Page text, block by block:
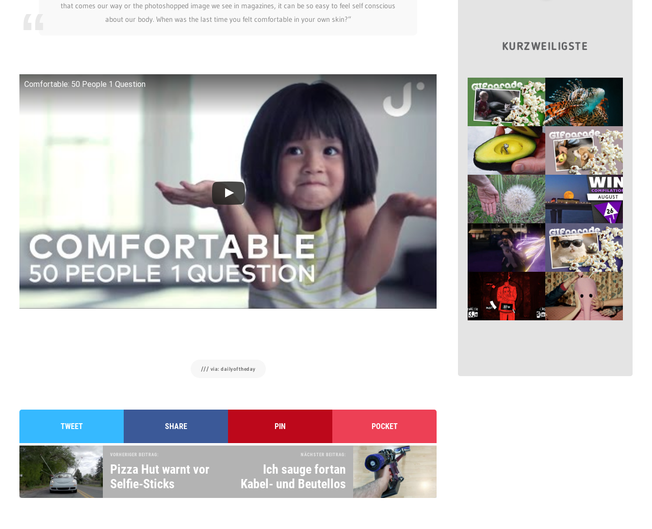
that comes our way or the photoshopped image we see in magazines, it can be so easy to feel self conscious
about our body. When was the last time you felt comfortable in your own skin?“
Comfortable: 50 People 1 Question
/// via: dailyoftheday
TWEET SHARE PIN POCKET
VORHERIGER BEITRAG:
Pizza Hut warnt vor
Selfie-Sticks
NÄCHSTER BEITRAG:
Ich sauge fortan
Kabel- und Beutellos
KURZWEILIGSTE